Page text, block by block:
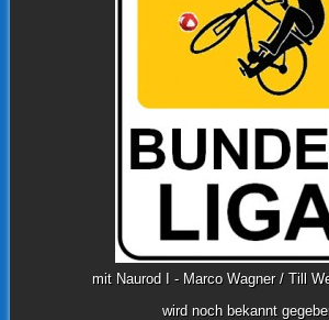
mit Naurod I - Marco Wagner / Till
wird noch bekannt